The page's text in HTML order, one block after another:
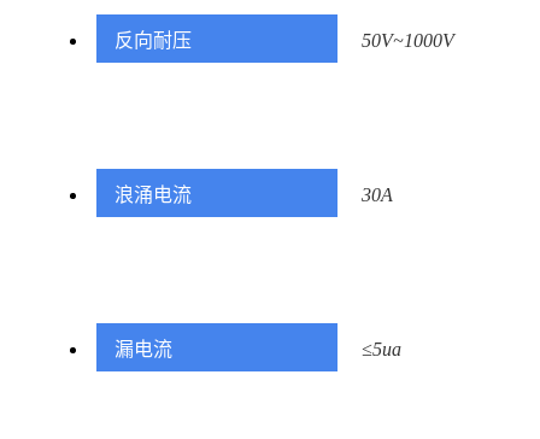
反向耐压 50V~1000V
浪涌电流 30A
漏电流 ≤5ua